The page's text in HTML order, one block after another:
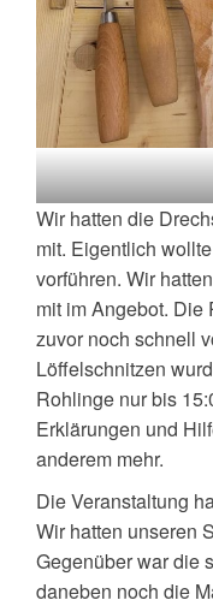
Wir hatten die
mit. Eigentlich
vorführen. Wir
mit im Angebot. Die
zuvor noch schnell
Löffelschnitzen
Rohlinge nur bis
Erklärungen und
anderem mehr.
Die Veranstaltung
Wir hatten unseren
Gegenüber war die
daneben noch die